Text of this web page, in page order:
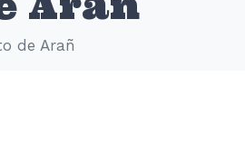
de Arañ